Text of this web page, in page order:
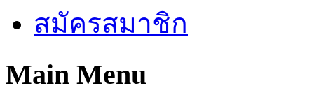
สมัครสมาชิก
Main Menu